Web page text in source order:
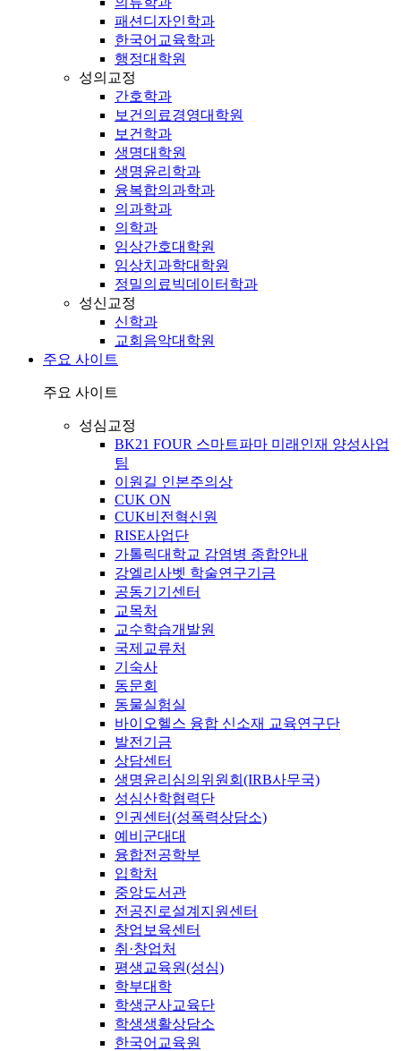
패션디자인학과
한국어교육학과
행정대학원
성의교정
간호학과
보건의료경영대학원
보건학과
생명대학원
생명윤리학과
융복합의과학과
의과학과
의학과
임상간호대학원
임상치과학대학원
정밀의료빅데이터학과
성신교정
신학과
교회음악대학원
주요 사이트
주요 사이트
성심교정
BK21 FOUR 스마트파마 미래인재 양성사업
팀
이원길 인본주의상
CUK ON
CUK비전혁신원
RISE사업단
가톨릭대학교 감염병 종합안내
강엘리사벳 학술연구기금
공동기기센터
교목처
교수학습개발원
국제교류처
기숙사
동문회
동물실험실
바이오헬스 융합 신소재 교육연구단
발전기금
상담센터
생명윤리심의위원회(IRB사무국)
성심산학협력단
인권센터(성폭력상담소)
예비군대대
융합전공학부
입학처
중앙도서관
전공진로설계지원센터
창업보육센터
취·창업처
평생교육원(성심)
학부대학
학생군사교육단
학생생활상담소
한국어교육원